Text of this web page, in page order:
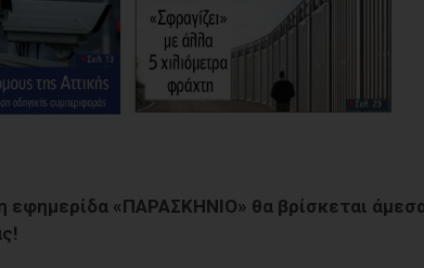
«ΠΑΡΑΣΚΗΝΙΟ» θα βρίσκεται